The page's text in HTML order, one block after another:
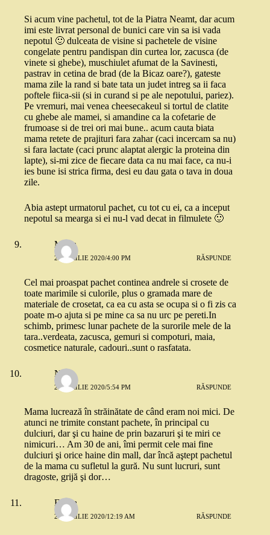
Si acum vine pachetul, tot de la Piatra Neamt, dar acum
imi este livrat personal de bunici care vin sa isi vada
nepotul 🙂 dulceata de visine si pachetele de visine
congelate pentru pandispan din curtea lor, zacusca (de
vinete si ghebe), muschiulet afumat de la Savinesti,
pastrav in cetina de brad (de la Bicaz oare?), gateste
mama zile la rand si bate tata un judet intreg sa ii faca
poftele fiica-sii (si in curand si pe ale nepotului, pariez).
Pe vremuri, mai venea cheesecakeul si tortul de clatite
cu ghebe ale mamei, si amandine ca la cofetarie de
frumoase si de trei ori mai bune.. acum cauta biata
mama retete de prajituri fara zahar (caci incercam sa nu)
si fara lactate (caci prunc alaptat alergic la proteina din
lapte), si-mi zice de fiecare data ca nu mai face, ca nu-i
ies bune isi strica firma, desi eu dau gata o tava in doua
zile.
Abia astept urmatorul pachet, cu tot cu ei, ca a inceput
nepotul sa mearga si ei nu-l vad decat in filmulete 🙂
Maria
23 APRILIE 2020/4:00 PM RĂSPUNDE
Cel mai proaspat pachet continea andrele si crosete de
toate marimile si culorile, plus o gramada mare de
materiale de crosetat, ca ea cu asta se ocupa si o fi zis ca
poate m-o ajuta si pe mine ca sa nu urc pe pereti.In
schimb, primesc lunar pachete de la surorile mele de la
tara..verdeata, zacusca, gemuri si compoturi, maia,
cosmetice naturale, cadouri..sunt o rasfatata.
Nani
23 APRILIE 2020/5:54 PM RĂSPUNDE
Mama lucrează în străinătate de când eram noi mici. De
atunci ne trimite constant pachete, în principal cu
dulciuri, dar şi cu haine de prin bazaruri şi te miri ce
nimicuri… Am 30 de ani, îmi permit cele mai fine
dulciuri şi orice haine din mall, dar încă aştept pachetul
de la mama cu sufletul la gură. Nu sunt lucruri, sunt
dragoste, grijă şi dor…
Elvira
24 APRILIE 2020/12:19 AM RĂSPUNDE